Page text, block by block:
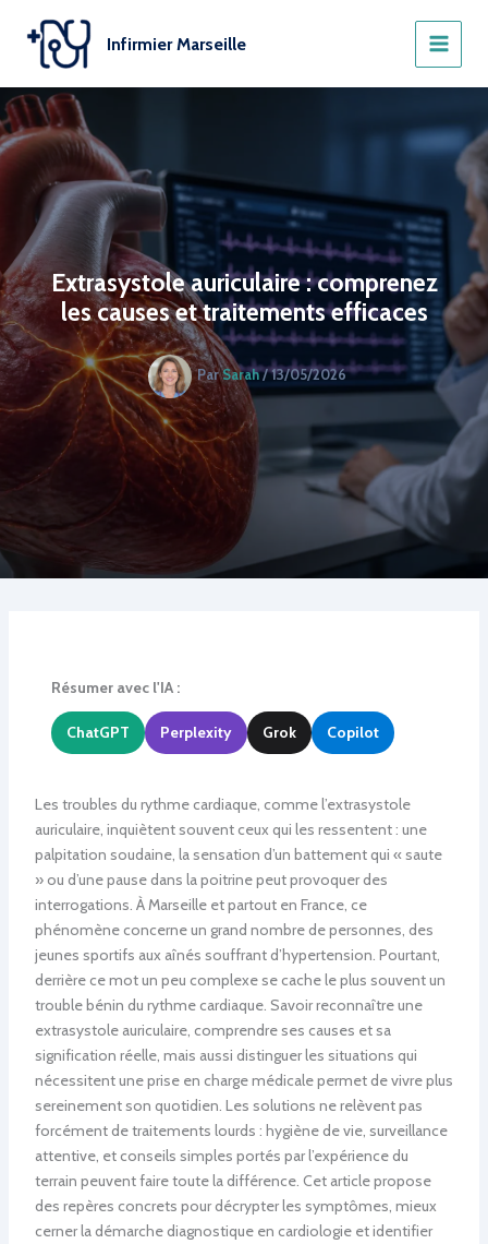
contenu
Infirmier Marseille
Extrasystole auriculaire : comprenez
les causes et traitements efficaces
ParSarah/13/05/2026
Résumer avec l'IA :
ChatGPT Perplexity Grok Copilot
Les troubles du rythme cardiaque, comme l’extrasystole
auriculaire, inquiètent souvent ceux qui les ressentent : une
palpitation soudaine, la sensation d’un battement qui « saute
» ou d’une pause dans la poitrine peut provoquer des
interrogations. À Marseille et partout en France, ce
phénomène concerne un grand nombre de personnes, des
jeunes sportifs aux aînés souffrant d’hypertension. Pourtant,
derrière ce mot un peu complexe se cache le plus souvent un
trouble bénin du rythme cardiaque. Savoir reconnaître une
extrasystole auriculaire, comprendre ses causes et sa
signification réelle, mais aussi distinguer les situations qui
nécessitent une prise en charge médicale permet de vivre plus
sereinement son quotidien. Les solutions ne relèvent pas
forcément de traitements lourds : hygiène de vie, surveillance
attentive, et conseils simples portés par l’expérience du
terrain peuvent faire toute la différence. Cet article propose
des repères concrets pour décrypter les symptômes, mieux
cerner la démarche diagnostique en cardiologie et identifier